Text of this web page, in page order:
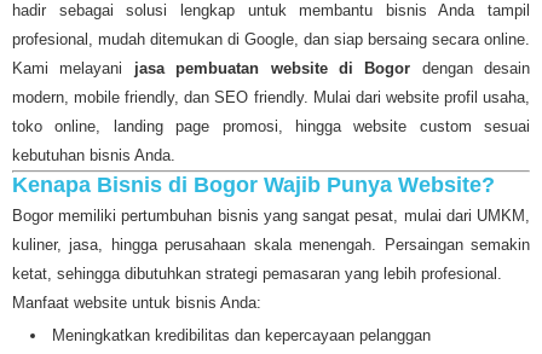
hadir sebagai solusi lengkap untuk membantu bisnis Anda tampil
profesional, mudah ditemukan di Google, dan siap bersaing secara online.
Kami melayani jasa pembuatan website di Bogor dengan desain
modern, mobile friendly, dan SEO friendly. Mulai dari website profil usaha,
toko online, landing page promosi, hingga website custom sesuai
kebutuhan bisnis Anda.
Kenapa Bisnis di Bogor Wajib Punya Website?
Bogor memiliki pertumbuhan bisnis yang sangat pesat, mulai dari UMKM,
kuliner, jasa, hingga perusahaan skala menengah. Persaingan semakin
ketat, sehingga dibutuhkan strategi pemasaran yang lebih profesional.
Manfaat website untuk bisnis Anda:
Meningkatkan kredibilitas dan kepercayaan pelanggan